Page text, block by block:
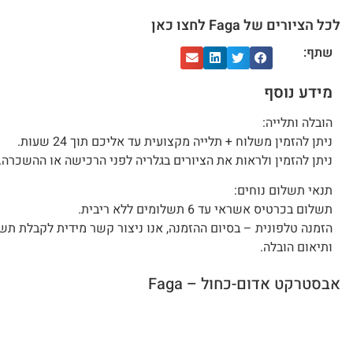
לכל הציורים של Faga לחצו כאן
שתף:
מידע נוסף
הובלה ותלייה:
ניתן להזמין משלוח + תלייה מקצועית עד אליכם תוך 24 שעות.
ניתן להזמין ולראות את הציורים בגלריה לפני הרכישה או
תנאי תשלום נוחים:
תשלום בכרטיס אשראי עד 6 תשלומים ללא ריבית.
הזמנה טלפונית – בסיום ההזמנה, אנו ניצור קשר מידית לקבלת
ותיאום הובלה.
אבסטרקט אדום-כחול – Faga